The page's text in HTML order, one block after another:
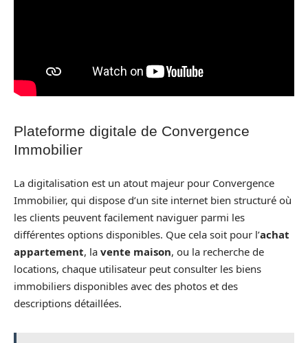
Plateforme digitale de Convergence
Immobilier
La digitalisation est un atout majeur pour Convergence
Immobilier, qui dispose d’un site internet bien structuré où
les clients peuvent facilement naviguer parmi les
différentes options disponibles. Que cela soit pour l’achat
appartement, la vente maison, ou la recherche de
locations, chaque utilisateur peut consulter les biens
immobiliers disponibles avec des photos et des
descriptions détaillées.